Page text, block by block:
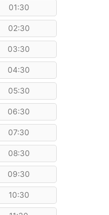
01:30
02:30
03:30
04:30
05:30
06:30
07:30
08:30
09:30
10:30